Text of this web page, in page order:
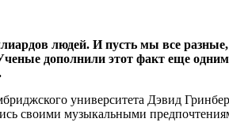
людей. И пусть мы все
дополнили этот факт еще
университета Дэвид
своими музыкальными